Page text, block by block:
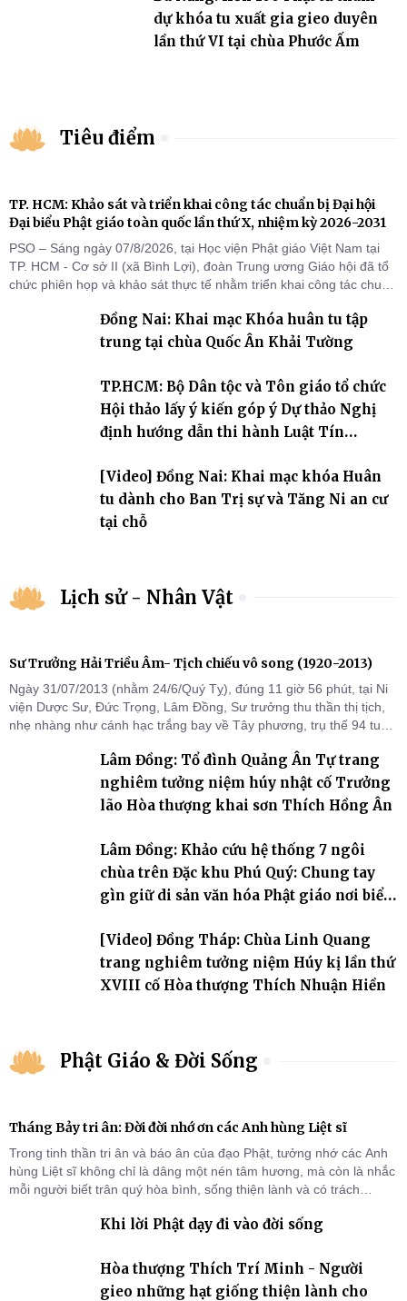
dự khóa tu xuất gia gieo duyên
lần thứ VI tại chùa Phước Ấm
Tiêu điểm
TP. HCM: Khảo sát và triển khai công tác chuẩn bị Đại hội
Đại biểu Phật giáo toàn quốc lần thứ X, nhiệm kỳ 2026-2031
PSO – Sáng ngày 07/8/2026, tại Học viện Phật giáo Việt Nam tại
TP. HCM - Cơ sở II (xã Bình Lợi), đoàn Trung ương Giáo hội đã tổ
chức phiên họp và khảo sát thực tế nhằm triển khai công tác chuẩn
Đồng Nai: Khai mạc Khóa huân tu tập
trung tại chùa Quốc Ân Khải Tường
TP.HCM: Bộ Dân tộc và Tôn giáo tổ chức
Hội thảo lấy ý kiến góp ý Dự thảo Nghị
định hướng dẫn thi hành Luật Tín
[Video] Đồng Nai: Khai mạc khóa Huân
tu dành cho Ban Trị sự và Tăng Ni an cư
tại chỗ
Lịch sử - Nhân Vật
Sư Trưởng Hải Triều Âm- Tịch chiếu vô song (1920-2013)
Ngày 31/07/2013 (nhằm 24/6/Quý Tỵ), đúng 11 giờ 56 phút, tại Ni
viện Dược Sư, Đức Trọng, Lâm Đồng, Sư trưởng thu thần thị tịch,
nhẹ nhàng như cánh hạc trắng bay về Tây phương, trụ thế 94 tuổi
Lâm Đồng: Tổ đình Quảng Ân Tự trang
nghiêm tưởng niệm húy nhật cố Trưởng
lão Hòa thượng khai sơn Thích Hồng Ân
Lâm Đồng: Khảo cứu hệ thống 7 ngôi
chùa trên Đặc khu Phú Quý: Chung tay
gìn giữ di sản văn hóa Phật giáo nơi biển
[Video] Đồng Tháp: Chùa Linh Quang
trang nghiêm tưởng niệm Húy kị lần thứ
XVIII cố Hòa thượng Thích Nhuận Hiền
Phật Giáo & Đời Sống
Tháng Bảy tri ân: Đời đời nhớ ơn các Anh hùng Liệt sĩ
Trong tinh thần tri ân và báo ân của đạo Phật, tưởng nhớ các Anh
hùng Liệt sĩ không chỉ là dâng một nén tâm hương, mà còn là nhắc
mỗi người biết trân quý hòa bình, sống thiện lành và có trách
Khi lời Phật dạy đi vào đời sống
Hòa thượng Thích Trí Minh - Người
gieo những hạt giống thiện lành cho